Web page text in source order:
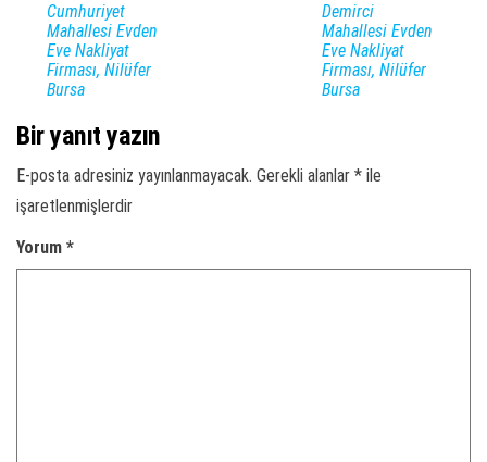
Cumhuriyet
Mahallesi Evden
Eve Nakliyat
Firması, Nilüfer
Bursa
Demirci
Mahallesi Evden
Eve Nakliyat
Firması, Nilüfer
Bursa
Bir yanıt yazın
E-posta adresiniz yayınlanmayacak. Gerekli alanlar * ile
işaretlenmişlerdir
Yorum *